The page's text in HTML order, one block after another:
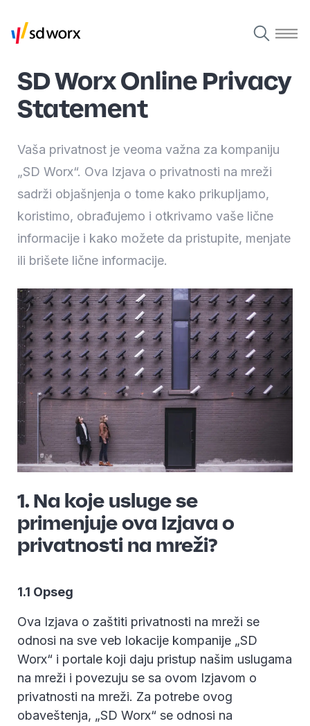
SD Worx Online Privacy
Statement
Vaša privatnost je veoma važna za kompaniju
„SD Worx“. Ova Izjava o privatnosti na mreži
sadrži objašnjenja o tome kako prikupljamo,
koristimo, obrađujemo i otkrivamo vaše lične
informacije i kako možete da pristupite, menjate
ili brišete lične informacije.
1. Na koje usluge se
primenjuje ova Izjava o
privatnosti na mreži?
1.1 Opseg
Ova Izjava o zaštiti privatnosti na mreži se
odnosi na sve veb lokacije kompanije „SD
Worx“ i portale koji daju pristup našim uslugama
na mreži i povezuju se sa ovom Izjavom o
privatnosti na mreži. Za potrebe ovog
obaveštenja, „SD Worx“ se odnosi na